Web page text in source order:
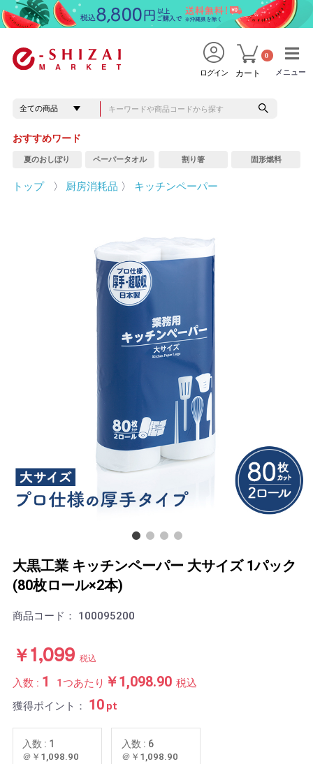
メニュー
メニュー
ログイン カート
0
おすすめワード
夏のおしぼり ペーパータオル 割り箸 固形燃料
トップ 〉 厨房消耗品 〉 キッチンペーパー
大黒工業 キッチンペーパー 大サイズ 1パック
(80枚ロール×2本)
商品コード： 100095200
￥1,099 税込
入数 : 1 1つあたり ￥1,098.90 税込
獲得ポイント： 10 pt
入数 : 1
＠￥1,098.90
入数 : 6
＠￥1,098.90